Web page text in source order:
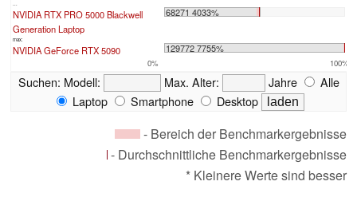
NVIDIA RTX PRO 5000 Blackwell
Generation Laptop
68271 4033%
max:
NVIDIA GeForce RTX 5090 129772 7755%
0% 100%
Suchen: Modell: Max. Alter: Jahre
Alle
Laptop
Smartphone Desktop
- Bereich der Benchmarkergebnisse
- Durchschnittliche Benchmarkergebnisse
* Kleinere Werte sind besser